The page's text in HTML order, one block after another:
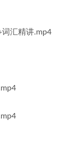
汇精讲.mp4